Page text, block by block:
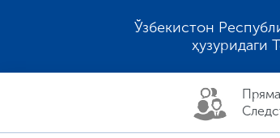
Ўзбекистон
ҳузуридаги